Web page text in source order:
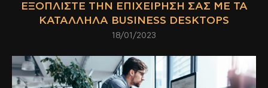
ΕΞΟΠΛΊΣΤΕ ΤΗΝ ΕΠΙΧΕΊΡΗΣΉ ΣΑΣ ΜΕ ΤΑ
ΚΑΤΆΛΛΗΛΑ BUSINESS DESKTOPS
18/01/2023